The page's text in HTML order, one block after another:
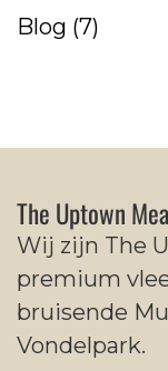
Blog (7)
The Uptown
Wij zijn The
premium
bruisende
Vondelpark.